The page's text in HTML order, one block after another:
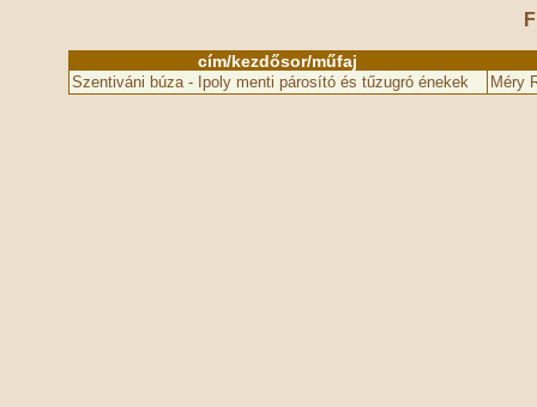
cím/kezdősor/műfaj
Szentiváni búza - Ipoly menti párosító és tűzugró énekek Méry